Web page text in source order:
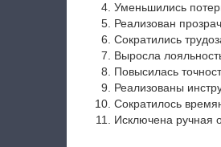
Уменьшились
Реализован
Сократились
Выросла
Повысилась
Реализованы
Сократилось
Исключена ручная